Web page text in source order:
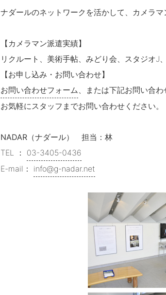
ナダールのネットワークを活かして、カメラマ
【カメラマン派遣実績】
リクルート、美術手帖、みどり会、スタジオJ
【お申し込み・お問い合わせ】
お問い合わせフォーム、または下記お問い合わ
お気軽にスタッフまでお問い合わせください。
NADAR（ナダール） 担当：林
TEL ： 03-3405-0436
E-mail： info@g-nadar.net